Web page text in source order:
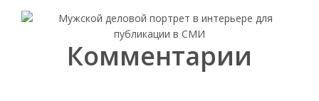
Комментарии